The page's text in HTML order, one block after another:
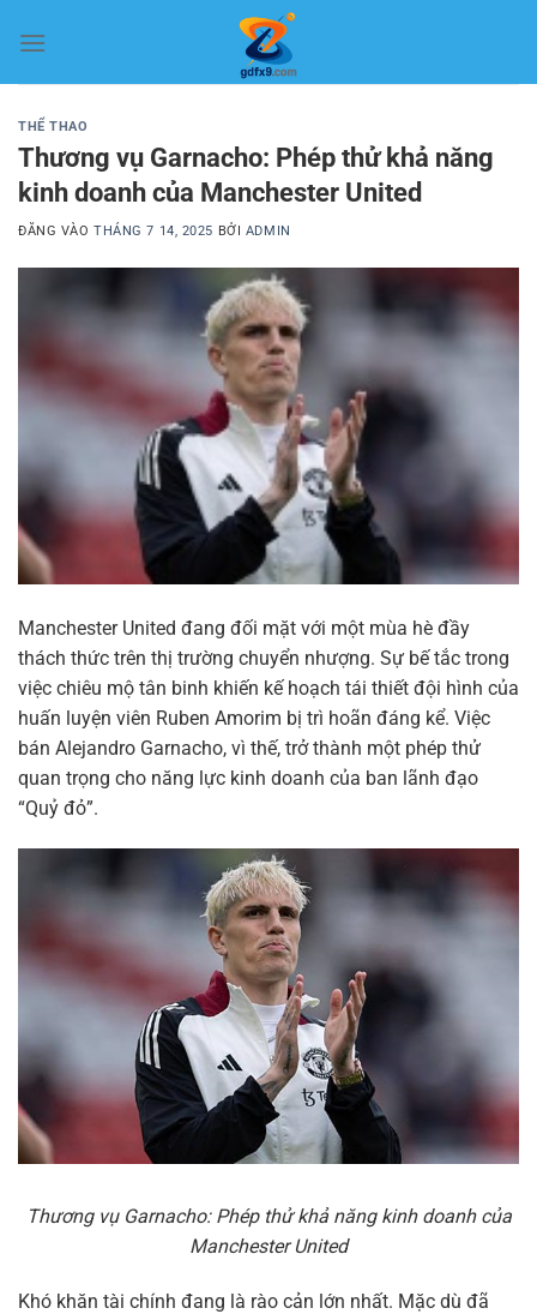
qua
THỂ THAO
Thương vụ Garnacho: Phép thử khả năng
kinh doanh của Manchester United
ĐĂNG VÀOTHÁNG 7 14, 2025 BỞI ADMIN
Manchester United đang đối mặt với một mùa hè đầy
thách thức trên thị trường chuyển nhượng. Sự bế tắc trong
việc chiêu mộ tân binh khiến kế hoạch tái thiết đội hình của
huấn luyện viên Ruben Amorim bị trì hoãn đáng kể. Việc
bán Alejandro Garnacho, vì thế, trở thành một phép thử
quan trọng cho năng lực kinh doanh của ban lãnh đạo
“Quỷ đỏ”.
Thương vụ Garnacho: Phép thử khả năng kinh doanh của
Manchester United
Khó khăn tài chính đang là rào cản lớn nhất. Mặc dù đã